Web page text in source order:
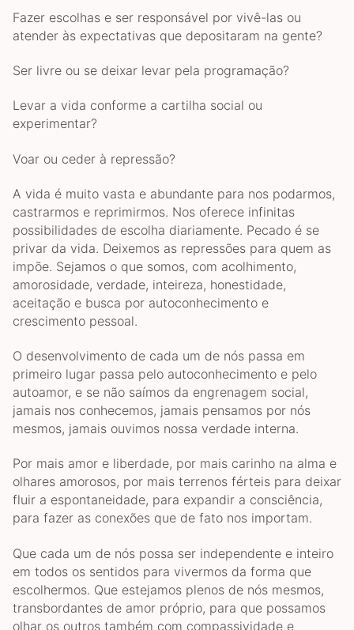
Fazer escolhas e ser responsável por vivê-las ou
atender às expectativas que depositaram na gente?
Ser livre ou se deixar levar pela programação?
Levar a vida conforme a cartilha social ou
experimentar?
Voar ou ceder à repressão?
A vida é muito vasta e abundante para nos podarmos,
castrarmos e reprimirmos. Nos oferece infinitas
possibilidades de escolha diariamente. Pecado é se
privar da vida. Deixemos as repressões para quem as
impõe. Sejamos o que somos, com acolhimento,
amorosidade, verdade, inteireza, honestidade,
aceitação e busca por autoconhecimento e
crescimento pessoal.
O desenvolvimento de cada um de nós passa em
primeiro lugar passa pelo autoconhecimento e pelo
autoamor, e se não saímos da engrenagem social,
jamais nos conhecemos, jamais pensamos por nós
mesmos, jamais ouvimos nossa verdade interna.
Por mais amor e liberdade, por mais carinho na alma e
olhares amorosos, por mais terrenos férteis para deixar
fluir a espontaneidade, para expandir a consciência,
para fazer as conexões que de fato nos importam.
Que cada um de nós possa ser independente e inteiro
em todos os sentidos para vivermos da forma que
escolhermos. Que estejamos plenos de nós mesmos,
transbordantes de amor próprio, para que possamos
olhar os outros também com compassividade e